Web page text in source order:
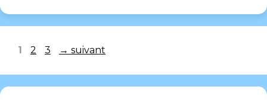
1 2 3 → suivant